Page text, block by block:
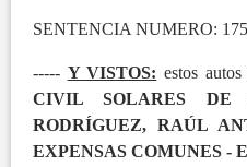
SENTENCIA NUMERO:
----- Y VISTOS: estos
CIVIL SOLARES
RODRÍGUEZ, RAÚL
EXPENSAS COMUNES -